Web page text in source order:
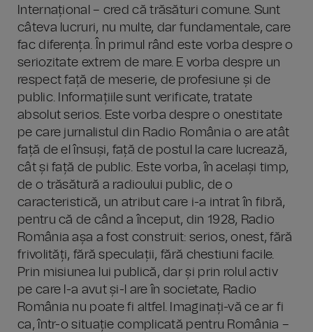
Internațional – cred că trăsături comune. Sunt
câteva lucruri, nu multe, dar fundamentale, care
fac diferența. În primul rând este vorba despre o
seriozitate extrem de mare. E vorba despre un
respect față de meserie, de profesiune și de
public. Informațiile sunt verificate, tratate
absolut serios. Este vorba despre o onestitate
pe care jurnalistul din Radio România o are atât
față de el însuși, față de postul la care lucrează,
cât și față de public. Este vorba, în același timp,
de o trăsătură a radioului public, de o
caracteristică, un atribut care i-a intrat în fibră,
pentru că de când a început, din 1928, Radio
România așa a fost construit: serios, onest, fără
frivolități, fără speculații, fără chestiuni facile.
Prin misiunea lui publică, dar și prin rolul activ
pe care l-a avut și-l are în societate, Radio
România nu poate fi altfel. Imaginați-vă ce ar fi
ca, într-o situație complicată pentru România –